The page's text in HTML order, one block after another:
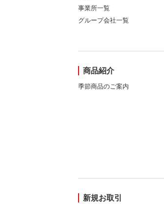
事業所一覧
グループ会社一覧
商品紹介
季節商品のご案内
新規お取引